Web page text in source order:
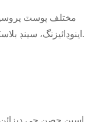
مختلف پوسٽ
اينوڊائيزنگ، سينڊ بلاسٽنگ، ۽ ڪنڊڪٽو آڪسائيڊيشن شامل آهن.
اسين حصن جي ڊيزائن